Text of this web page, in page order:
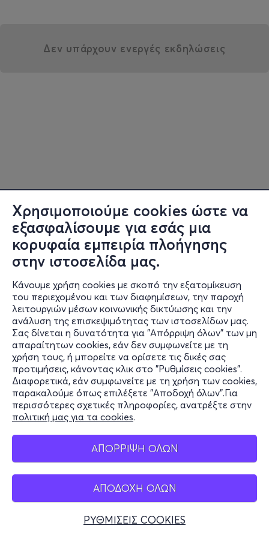
Χρησιμοποιούμε cookies ώστε να
εξασφαλίσουμε για εσάς μια
κορυφαία εμπειρία πλοήγησης
στην ιστοσελίδα μας.
Κάνουμε χρήση cookies με σκοπό την εξατομίκευση
του περιεχομένου και των διαφημίσεων, την παροχή
λειτουργιών μέσων κοινωνικής δικτύωσης και την
ανάλυση της επισκεψιμότητας των ιστοσελίδων μας.
Σας δίνεται η δυνατότητα για "Απόρριψη όλων" των μη
απαραίτητων cookies, εάν δεν συμφωνείτε με τη
χρήση τους, ή μπορείτε να ορίσετε τις δικές σας
προτιμήσεις, κάνοντας κλικ στο "Ρυθμίσεις cookies".
Διαφορετικά, εάν συμφωνείτε με τη χρήση των cookies,
παρακαλούμε όπως επιλέξετε "Αποδοχή όλων".Για
περισσότερες σχετικές πληροφορίες, ανατρέξτε στην
πολιτική μας για τα cookies.
ΑΠΟΡΡΙΨΗ ΟΛΩΝ
ΑΠΟΔΟΧΗ ΟΛΩΝ
ΡΥΘΜΙΣΕΙΣ COOKIES
Δεν υπάρχουν ενεργές εκδηλώσεις